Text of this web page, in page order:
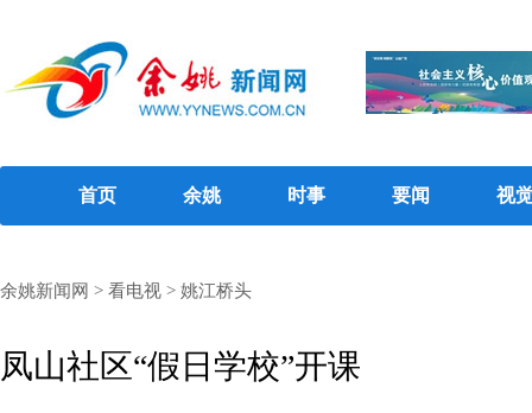
首页 余姚 时事 要闻 视
余姚新闻网 > 看电视 > 姚江桥头
凤山社区“假日学校”开课